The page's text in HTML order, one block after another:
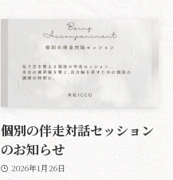
個別の伴走対話セッション
のお知らせ
2026年1月26日